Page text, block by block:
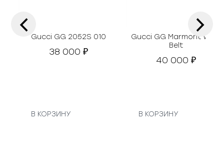
Gucci GG 2052S 010
38 000₽
В КОРЗИНУ
Gucci GG Marmont Wide
Belt
40 000₽
В КОРЗИНУ
‹ ›